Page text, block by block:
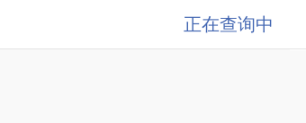
正在查询中